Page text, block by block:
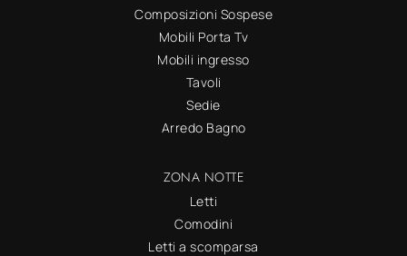
Composizioni Sospese
Mobili Porta Tv
Mobili ingresso
Tavoli
Sedie
Arredo Bagno
ZONA NOTTE
Letti
Comodini
Letti a scomparsa